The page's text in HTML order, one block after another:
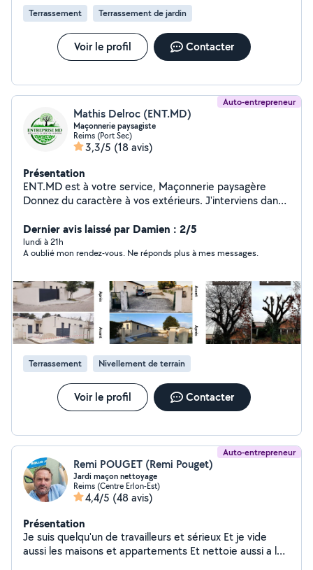
Terrassement Terrassement de jardin
Voir le profil Contacter
Auto-entrepreneur
Mathis Delroc (ENT.MD)
Maçonnerie paysagiste
Reims (Port Sec)
3,3/5 (18 avis)
Présentation
ENT.MD est à votre service, Maçonnerie paysagère
Donnez du caractère à vos extérieurs. J'interviens dans
murets et murs de soutènements, bordures
paysagères, terrasses en béton, pavés ou dalles, ainsi
que des allées extérieures conçues pour structurer
Rigide ,souples ,panneaux avec occultant,panneaux alu
Terrassement à Reims Confiez-moi la préparation de
votre terrain pour garantir la solidité de vos
aménagements. Les travaux de terrassement, le
nivellement, la mise à niveau, la préparation pour
terrasse, clôture ou jardin, ainsi que l'évacuation des
terres sont réalisés avec méthode et précision.
Création paysagère Spécialisé en création de jardin clé
en main, je réalise l'aménagement d'espaces verts sur
mesure, la plantation, l'engazonnement, et la
contraintes du terrain, des usages et de la durabilité des
Dernier avis laissé par Damien : 2/5
lundi à 21h
A oublié mon rendez-vous. Ne réponds plus à mes messages.
Terrassement Nivellement de terrain
Voir le profil Contacter
Auto-entrepreneur
Remi POUGET (Remi Pouget)
Jardi maçon nettoyage
Reims (Centre Erlon-Est)
4,4/5 (48 avis)
Présentation
Je suis quelqu'un de travailleurs et sérieux Et je vide
aussi les maisons et appartements Et nettoie aussi a l